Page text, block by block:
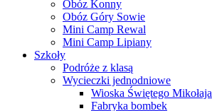
Obóz Konny
Obóz Góry Sowie
Mini Camp Rewal
Mini Camp Lipiany
Szkoły
Podróże z klasą
Wycieczki jednodniowe
Wioska Świętego Mikołaja
Fabryka bombek